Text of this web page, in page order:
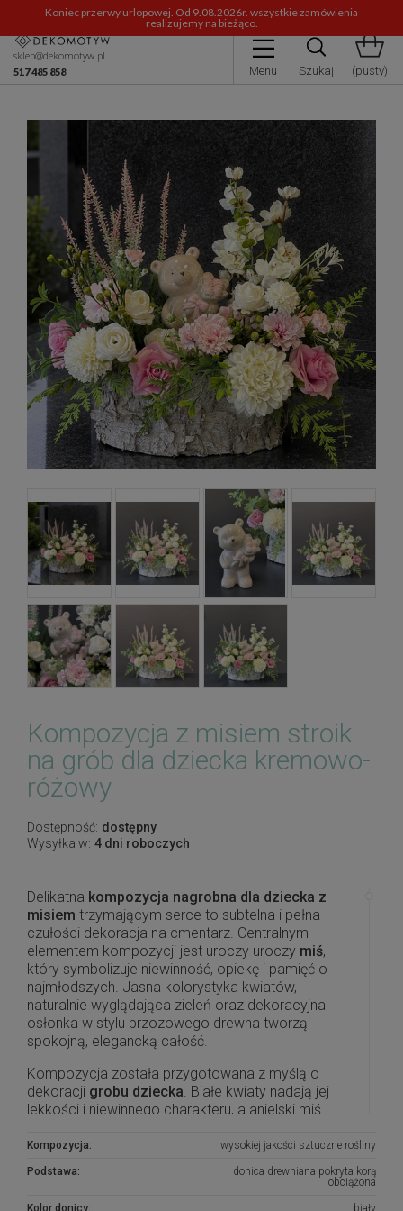
Koniec przerwy urlopowej. Od 9.08.2026r. wszystkie zamówienia
realizujemy na bieżąco.
Menu Szukaj (pusty)
sklep@dekomotyw.pl
517 485 858
Kompozycja z misiem stroik
na grób dla dziecka kremowo-
różowy
Dostępność: dostępny
Wysyłka w: 4 dni roboczych
Delikatna kompozycja nagrobna dla dziecka z
misiem trzymającym serce to subtelna i pełna
czułości dekoracja na cmentarz. Centralnym
elementem kompozycji jest uroczy uroczy miś,
który symbolizuje niewinność, opiekę i pamięć o
najmłodszych. Jasna kolorystyka kwiatów,
naturalnie wyglądająca zieleń oraz dekoracyjna
osłonka w stylu brzozowego drewna tworzą
spokojną, elegancką całość.
Kompozycja została przygotowana z myślą o
dekoracji grobu dziecka. Białe kwiaty nadają jej
lekkości i niewinnego charakteru, a anielski miś
odpowiednia na dziecięcy nagrobek. Dekoracja
pięknie prezentuje się zarówno na jasnym, jak i
Kompozycja: wysokiej jakości sztuczne rośliny
Podstawa:
donica drewniana pokryta korą
obciążona
Kolor donicy: biały